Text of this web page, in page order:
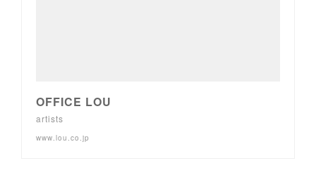
OFFICE LOU
artists
www.lou.co.jp